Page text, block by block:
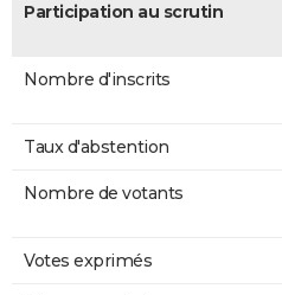
Participation au scrutin
Nombre d'inscrits
Taux d'abstention
Nombre de votants
Votes exprimés